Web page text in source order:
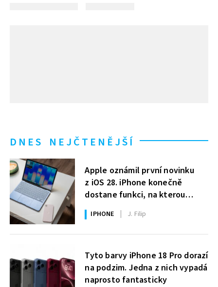
DNES NEJČTENĚJŠÍ
Apple oznámil první novinku
z iOS 28. iPhone konečně
dostane funkci, na kterou
uživatelé Windows čekají roky
IPHONE J. Filip
Tyto barvy iPhone 18 Pro dorazí
na podzim. Jedna z nich vypadá
naprosto fantasticky